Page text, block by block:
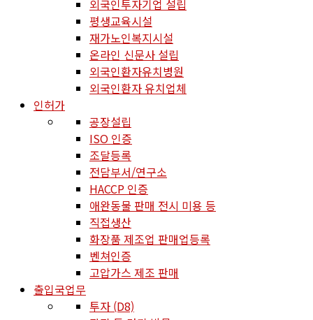
외국인투자기업 설립
평생교육시설
재가노인복지시설
온라인 신문사 설립
외국인환자유치병원
외국인환자 유치업체
인허가
공장설립
ISO 인증
조달등록
전담부서/연구소
HACCP 인증
애완동물 판매 전시 미용 등
직접생산
화장품 제조업 판매업등록
벤쳐인증
고압가스 제조 판매
출입국업무
투자 (D8)